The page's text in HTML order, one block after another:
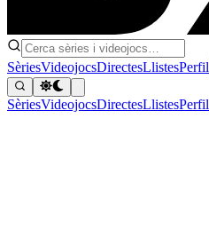
SèriesVideojocsDirectesLlistesPerfil
SèriesVideojocsDirectesLlistesPerfil